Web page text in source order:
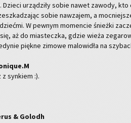
Dzie­ci urzą­dzi­ły sobie nawet za­wo­dy,
sobie na­wza­jem, a
W pew­nym mo­men­cie śnież­ki
aż do mia­stecz­ka, gdzie wieża
pięk­ne zi­mo­we ma­lo­wi­dła na
syn­kiem :).
& Go­lodh